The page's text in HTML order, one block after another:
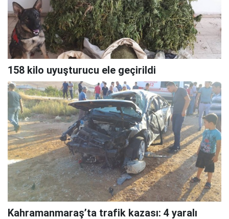
158 kilo uyuşturucu ele geçirildi
Kahramanmaraş’ta trafik kazası: 4 yaralı